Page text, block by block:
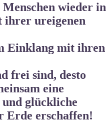
wieder in
ihrer ureigenen
Einklang mit ihren
frei sind, desto
eine
und glückliche
Erde erschaffen!